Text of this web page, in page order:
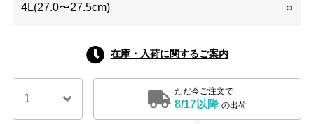
4L(27.0〜27.5cm) ○
在庫・入荷に関するご案内
ただ今ご注文で
8/17以降 の出荷